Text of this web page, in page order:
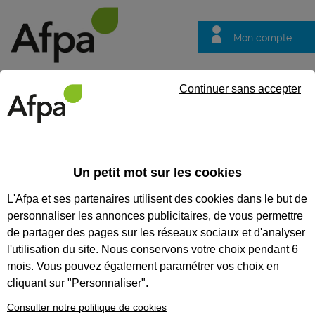
Mon compte
questions
Recruter en alternance
Recrutement en
alternance : recruter
les bons candidats
Pic d'activité, turn-over, départ à la
retraite... vous avez besoin
d'embaucher un nouveau
Un petit mot sur les cookies
L'Afpa et ses partenaires utilisent des cookies dans le but de
personnaliser les annonces publicitaires, de vous permettre
de partager des pages sur les réseaux sociaux et d'analyser
l'utilisation du site. Nous conservons votre choix pendant 6
mois. Vous pouvez également paramétrer vos choix en
cliquant sur "Personnaliser".
Consulter notre politique de cookies
Continuer sans accepter